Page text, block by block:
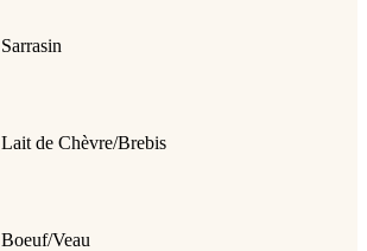
Sarrasin
Lait de Chèvre/Brebis
Boeuf/Veau